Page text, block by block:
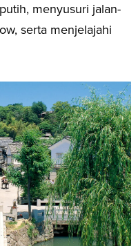
menyusuri jalan-
serta menjelajahi